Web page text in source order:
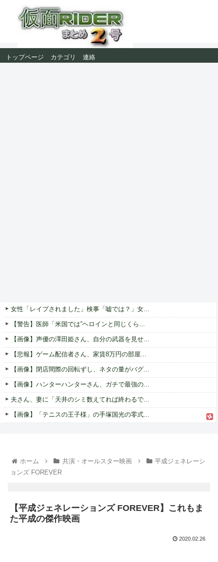
トップページ カテゴリ 連絡
女性「レイプされました」検事「嘘では？」女...
【警告】医師「米国では”ヘロインと同じくら...
【画像】声優の澤田姫さん、自分の武器を見せ...
【悲報】ゲーム配信者さん、家賃8万円の部屋...
【画像】閉店間際の回転ずし、ネタの量がバグ...
【画像】ハンターハンターさん、ガチで最強の...
夫さん、妻に「天井のシミ数えてれば終わるで...
【画像】「テニスの王子様」の手塚国光の零式...
ホーム 共演・オールスター映画
平成ジェネレーシ
ョンズ FOREVER
【平成ジェネレーションズ FOREVER】これもま
た平成の傑作映画
2020.02.26